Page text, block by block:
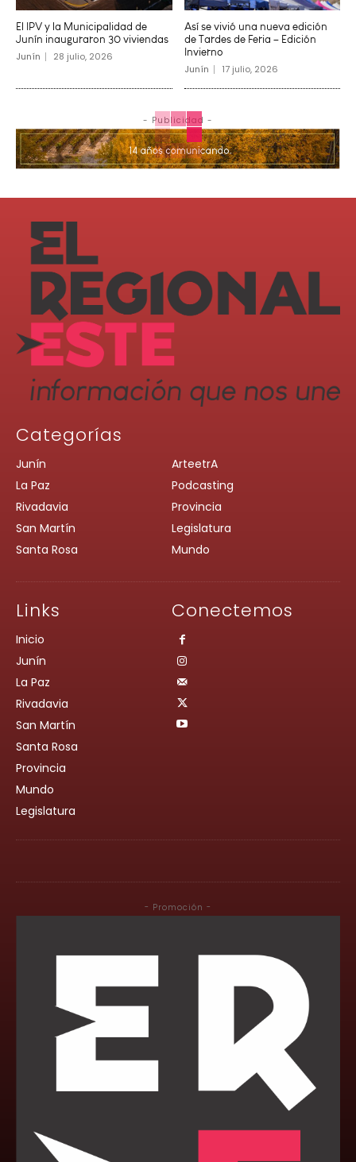
El IPV y la Municipalidad de
Junín inauguraron 30 viviendas
Junín 28 julio, 2026
Así se vivió una nueva edición
de Tardes de Feria – Edición
Invierno
Junín 17 julio, 2026
- Publicidad -
Categorías
Junín
La Paz
Rivadavia
San Martín
Santa Rosa
ArteetrA
Podcasting
Provincia
Legislatura
Mundo
Links
Inicio
Junín
La Paz
Rivadavia
San Martín
Santa Rosa
Provincia
Mundo
Legislatura
Conectemos
- Promoción -